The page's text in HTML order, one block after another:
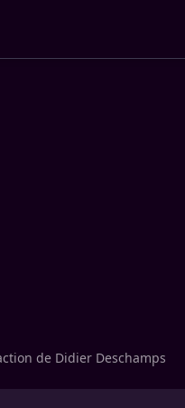
de Didier Deschamps